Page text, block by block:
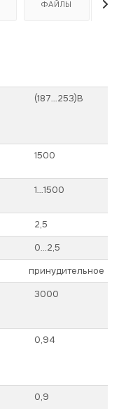
ФАЙЛЫ
(187…253)В
1500
1…1500
2,5
0…2,5
принудительное
3000
0,94
0,9